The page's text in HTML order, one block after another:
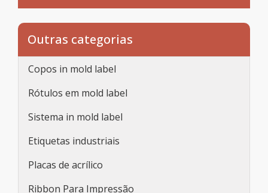
Outras categorias
Copos in mold label
Rótulos em mold label
Sistema in mold label
Etiquetas industriais
Placas de acrílico
Ribbon Para Impressão